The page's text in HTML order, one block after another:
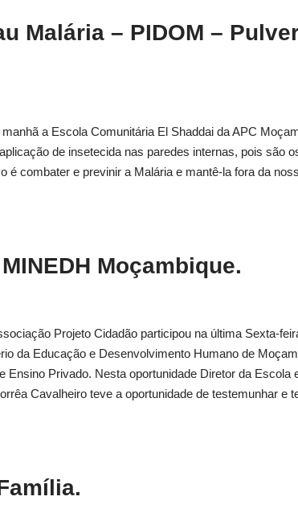
Malária – PIDOM –
a Escola Comunitária El Shaddai da APC
de insetecida nas paredes internas, pois são
é combater e previnir a Malária e mantê-la fora da
Moçambique.
Projeto Cidadão participou na última Sexta-
da Educação e Desenvolvimento Humano de
Ensino Privado. Nesta oportunidade Diretor da Escola
Cavalheiro teve a oportunidade de testemunhar e